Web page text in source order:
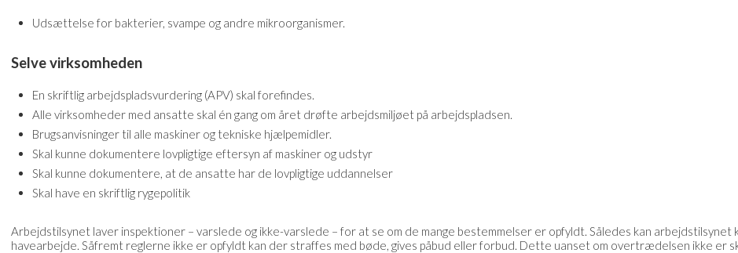
Udsættelse for bakterier, svampe og andre mikroorganismer.
Selve virksomheden
En skriftlig arbejdspladsvurdering (APV) skal forefindes.
Alle virksomheder med ansatte skal én gang om året drøfte arbejdsmiljøet på arbejdspladsen.
Brugsanvisninger til alle maskiner og tekniske hjælpemidler.
Skal kunne dokumentere lovpligtige eftersyn af maskiner og udstyr
Skal kunne dokumentere, at de ansatte har de lovpligtige uddannelser
Skal have en skriftlig rygepolitik
Arbejdstilsynet laver inspektioner – varslede og ikke-varslede – for at se om de mange bestemmelser er opfyldt. Således kan arbejdstilsynet
havearbejde. Såfremt reglerne ikke er opfyldt kan der straffes med bøde, gives påbud eller forbud. Dette uanset om overtrædelsen ikke er